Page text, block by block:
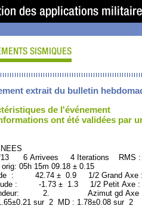
extrait du bulletin
de l'événement
ont été validées par
ORID :
13 6 Arrivees 4 Iterations RMS
orig: 05h 15m 09.18 ± 0.15
: 42.74 ± 0.9 1/2 Grand
: -1.73 ± 1.3 1/2 Petit Axe
2. Azimut gd Axe :
sur 2 MD : 1.78±0.08 sur 2